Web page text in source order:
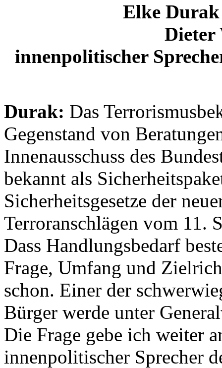
Elke
Dieter
innenpolitischer
Durak: Das
Gegenstand von
Innenausschuss des
bekannt als
Sicherheitsgesetze der
Terroranschlägen vom 11.
Dass Handlungsbedarf
Frage, Umfang und
schon. Einer der
Bürger werde unter
Die Frage gebe ich weiter
innenpolitischer Sprecher